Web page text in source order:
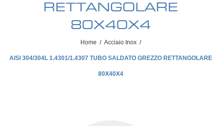
RETTANGOLARE
80X40X4
Home / Acciaio Inox /
AISI 304/304L 1.4301/1.4307 TUBO SALDATO GREZZO RETTANGOLARE
80X40X4